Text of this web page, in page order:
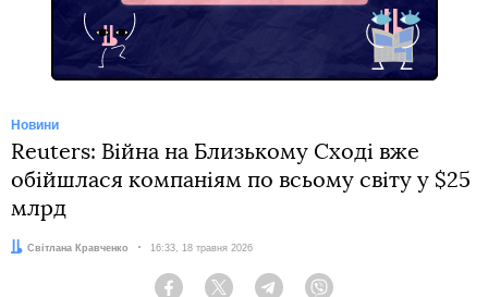
Новини
Reuters: Війна на Близькому Сході вже
обійшлася компаніям по всьому світу у $25
млрд
Автор:
Світлана Кравченко Дата:
16:33, 18 травня 2026